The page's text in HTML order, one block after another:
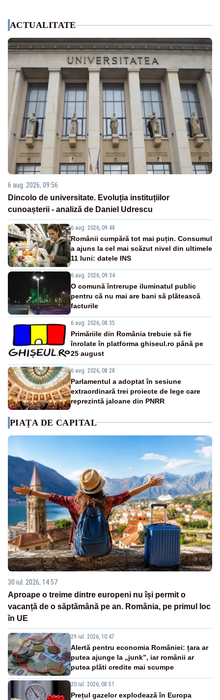
ACTUALITATE
6 aug. 2026, 09:56
Dincolo de universitate. Evoluția instituțiilor
cunoașterii - analiză de Daniel Udrescu
6 aug. 2026, 09:48
Românii cumpără tot mai puțin. Consumul
a ajuns la cel mai scăzut nivel din ultimele
11 luni: datele INS
6 aug. 2026, 09:34
O comună întrerupe iluminatul public
pentru că nu mai are bani să plătească
facturile
6 aug. 2026, 08:35
Primăriile din România trebuie să fie
înrolate în platforma ghiseul.ro până pe
25 august
6 aug. 2026, 08:28
Parlamentul a adoptat în sesiune
extraordinară trei proiecte de lege care
reprezintă jaloane din PNRR
PIAȚA DE CAPITAL
30 iul. 2026, 14:57
Aproape o treime dintre europeni nu își permit o
vacanță de o săptămână pe an. România, pe primul loc
în UE
29 iul. 2026, 10:47
Alertă pentru economia României: țara ar
putea ajunge la „junk”, iar românii ar
putea plăti credite mai scumpe
20 iul. 2026, 08:51
Prețul gazelor explodează în Europa